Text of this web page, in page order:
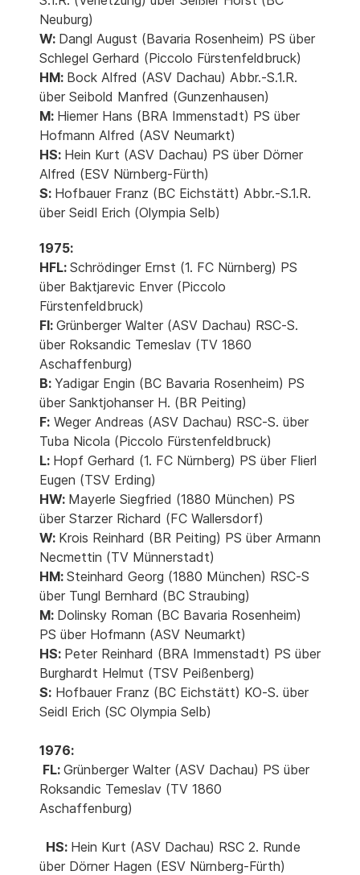
Neuburg)
W: Dangl August (Bavaria Rosenheim) PS über
Schlegel Gerhard (Piccolo Fürstenfeldbruck)
HM: Bock Alfred (ASV Dachau) Abbr.-S.1.R.
über Seibold Manfred (Gunzenhausen)
M: Hiemer Hans (BRA Immenstadt) PS über
Hofmann Alfred (ASV Neumarkt)
HS: Hein Kurt (ASV Dachau) PS über Dörner
Alfred (ESV Nürnberg-Fürth)
S: Hofbauer Franz (BC Eichstätt) Abbr.-S.1.R.
über Seidl Erich (Olympia Selb)
1975:
HFL: Schrödinger Ernst (1. FC Nürnberg) PS
über Baktjarevic Enver (Piccolo
Fürstenfeldbruck)
Fl: Grünberger Walter (ASV Dachau) RSC-S.
über Roksandic Temeslav (TV 1860
Aschaffenburg)
B: Yadigar Engin (BC Bavaria Rosenheim) PS
über Sanktjohanser H. (BR Peiting)
F: Weger Andreas (ASV Dachau) RSC-S. über
Tuba Nicola (Piccolo Fürstenfeldbruck)
L: Hopf Gerhard (1. FC Nürnberg) PS über Flierl
Eugen (TSV Erding)
HW: Mayerle Siegfried (1880 München) PS
über Starzer Richard (FC Wallersdorf)
W: Krois Reinhard (BR Peiting) PS über Armann
Necmettin (TV Münnerstadt)
HM: Steinhard Georg (1880 München) RSC-S
über Tungl Bernhard (BC Straubing)
M: Dolinsky Roman (BC Bavaria Rosenheim)
PS über Hofmann (ASV Neumarkt)
HS: Peter Reinhard (BRA Immenstadt) PS über
Burghardt Helmut (TSV Peißenberg)
S: Hofbauer Franz (BC Eichstätt) KO-S. über
Seidl Erich (SC Olympia Selb)
1976:
FL: Grünberger Walter (ASV Dachau) PS über
Roksandic Temeslav (TV 1860
Aschaffenburg)
HS: Hein Kurt (ASV Dachau) RSC 2. Runde
über Dörner Hagen (ESV Nürnberg-Fürth)